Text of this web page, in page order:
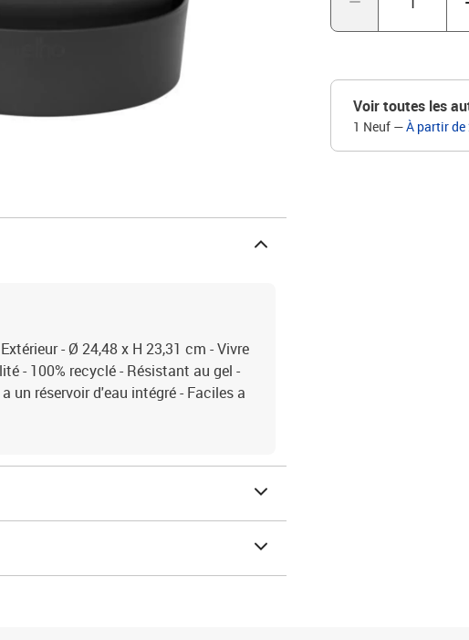
Voir toutes les
1 Neuf —À partir de
- Ø 24,48 x H 23,31 cm - Vivre
- 100% recyclé - Résistant au gel -
un réservoir d'eau intégré - Faciles a